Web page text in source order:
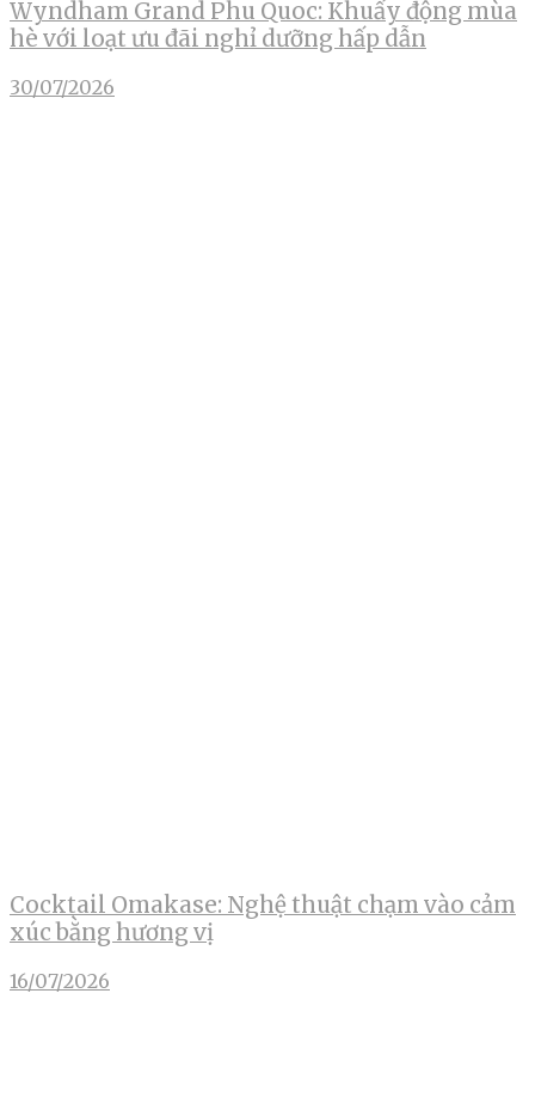
Wyndham Grand Phu Quoc: Khuấy động mùa
hè với loạt ưu đãi nghỉ dưỡng hấp dẫn
30/07/2026
Cocktail Omakase: Nghệ thuật chạm vào cảm
xúc bằng hương vị
16/07/2026